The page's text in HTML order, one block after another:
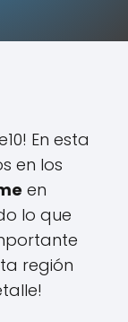
En esta
en los
en
lo que
región